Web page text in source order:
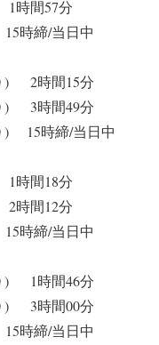
時間57分
15時締/当日中
) 2時間15分
) 3時間49分
) 15時締/当日中
時間18分
時間12分
15時締/当日中
) 1時間46分
) 3時間00分
15時締/当日中